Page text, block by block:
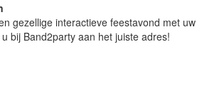
gezellige interactieve feestavond met uw
bij Band2party aan het juiste adres!